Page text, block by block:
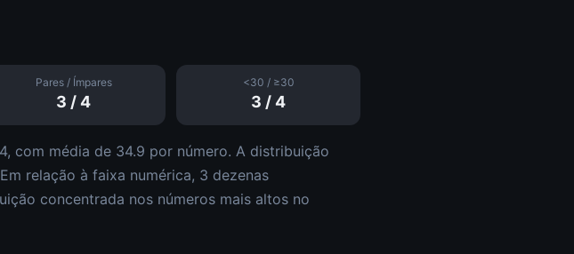
Pares / Ímpares
3 /4
<30 / ≥30
3 /4
, com média de 34.9 por número. A distribuição
Em relação à faixa numérica, 3 dezenas
concentrada nos números mais altos no